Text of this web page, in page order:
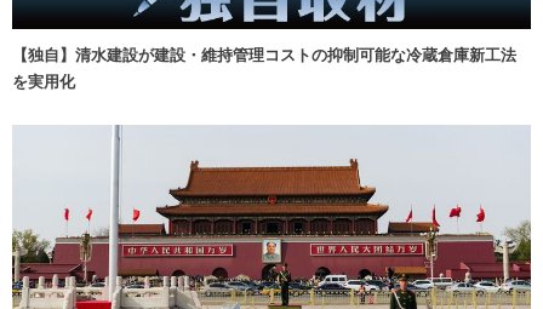
【独自】清水建設が建設・維持管理コストの抑制可能な冷蔵倉庫新工法
を実用化